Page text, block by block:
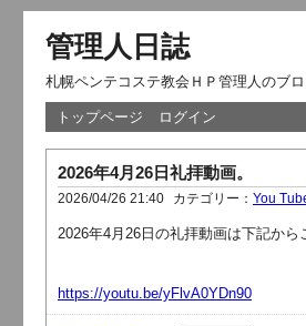
管理人日誌
札幌ペンテコステ教会ＨＰ管理人のブロ
トップページ ログイン
2026年4月26日礼拝動画。
2026/04/26 21:40 カテゴリー： You
2026年4月26日の礼拝動画は下記から
https://youtu.be/yFlvA0YDn90